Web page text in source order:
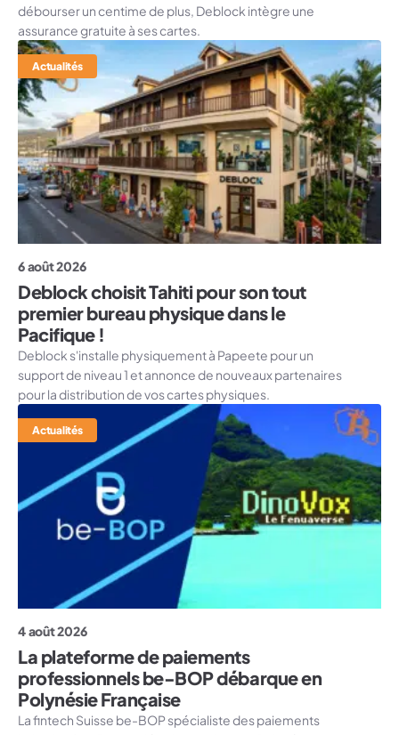
débourser un centime de plus, Deblock intègre une
assurance gratuite à ses cartes.
Actualités
6 août 2026
Deblock choisit Tahiti pour son tout
premier bureau physique dans le
Pacifique !
Deblock s'installe physiquement à Papeete pour un
support de niveau 1 et annonce de nouveaux partenaires
pour la distribution de vos cartes physiques.
Actualités
4 août 2026
La plateforme de paiements
professionnels be-BOP débarque en
Polynésie Française
La fintech Suisse be-BOP spécialiste des paiements